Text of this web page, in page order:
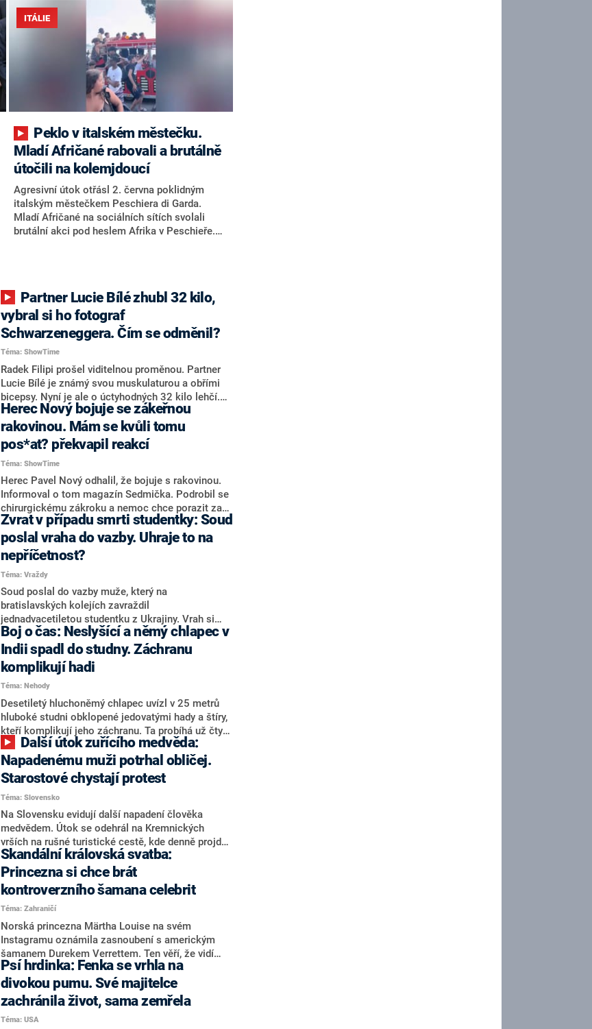
ITÁLIE
Mladí Afričané rabovali a brutálně
útočili na kolemjdoucí
Agresivní útok otřásl 2. června poklidným
italským městečkem Peschiera di Garda.
Mladí Afričané na sociálních sítích svolali
brutální akci pod heslem Afrika v Peschieře.
podobným útokům zabránila. Útočníci už totiž
svolávají další akci.
vybral si ho fotograf
Schwarzeneggera. Čím se odměnil?
Téma: ShowTime
Radek Filipi prošel viditelnou proměnou. Partner
Lucie Bílé je známý svou muskulaturou a obřími
bicepsy. Nyní je ale o úctyhodných 32 kilo lehčí.
Za novou vizáží stojí pět měsíců dřiny a přísné
diety. Kromě dokonalé postavy přišla i nabídka na
prestižní focení. Za objektiv se totiž postavil
fotograf legendárního Arnolda Schwarzeneggera.
Herec Nový bojuje se zákeřnou
rakovinou. Mám se kvůli tomu
pos*at? překvapil reakcí
Téma: ShowTime
Herec Pavel Nový odhalil, že bojuje s rakovinou.
Informoval o tom magazín Sedmička. Podrobil se
chirurgickému zákroku a nemoc chce porazit za
každou cenu. Neztrácí přitom svůj pověstný
optimismus a snaží se dále věnovat práci.
Aktuálně i proto kývl na roli v chystaném muzikálu
Janka Ledeckého, kde bude zpívat i tančit.
Zvrat v případu smrti studentky: Soud
poslal vraha do vazby. Uhraje to na
nepříčetnost?
Téma: Vraždy
Soud poslal do vazby muže, který na
bratislavských kolejích zavraždil
jednadvacetiletou studentku z Ukrajiny. Vrah si
nejdříve vytvořil falešné alibi, aby oklamal policii.
Později ho dohnalo svědomí a přiznal se, že Marii
uškrtil. Přesto jeho obhájce podal proti umístění
do vazby stížnost. Podle něj je možné, že vrah byl
v době činu nepříčetný.
Boj o čas: Neslyšící a němý chlapec v
Indii spadl do studny. Záchranu
komplikují hadi
Téma: Nehody
Desetiletý hluchoněmý chlapec uvízl v 25 metrů
hluboké studni obklopené jedovatými hady a štíry,
kteří komplikují jeho záchranu. Ta probíhá už čtyři
dny. Nekryté studny se v indických vesnicích
vyskytují běžně a jsou častým důvodem
smrtelných nehod malých dětí.
Napadenému muži potrhal obličej.
Starostové chystají protest
Téma: Slovensko
Na Slovensku evidují další napadení člověka
medvědem. Útok se odehrál na Kremnických
vrších na rušné turistické cestě, kde denně projde
mnoho lidí. Napadený muž utrpěl vážná zranění
obličeje. O incidentu informoval slovenský web
Tvnoviny.sk. Starostové oblastí, kde se medvědi
vyskytují, chystají protest. Žádají tamní
ministerstvo životního prostředí, aby povolilo
regulaci počtu těchto chráněných šelem.
Skandální královská svatba:
Princezna si chce brát
kontroverzního šamana celebrit
Téma: Zahraničí
Norská princezna Märtha Louise na svém
Instagramu oznámila zasnoubení s americkým
šamanem Durekem Verrettem. Ten věří, že vidí
budoucnost, a zároveň má velmi barvitou
minulost. Typickým královským ženichem proto
rozhodně není. Princezna a šaman tvoří pár od
roku 2019. Společně sdílejí vášeň pro duchovní
svět.
Psí hrdinka: Fenka se vrhla na
divokou pumu. Své majitelce
zachránila život, sama zemřela
Téma: USA